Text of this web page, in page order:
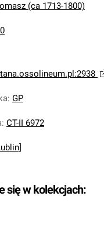
(ca 1713-1800)
: GP
: CT-II 6972
się w kolekcjach: